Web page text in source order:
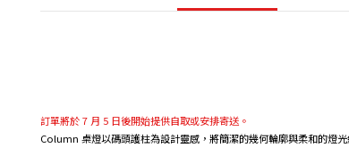
訂單將於 7 月 5 日後開始提供自取或安排寄送。
Column 桌燈以碼頭護柱為設計靈感，將簡潔的幾何輪廓與柔和的燈